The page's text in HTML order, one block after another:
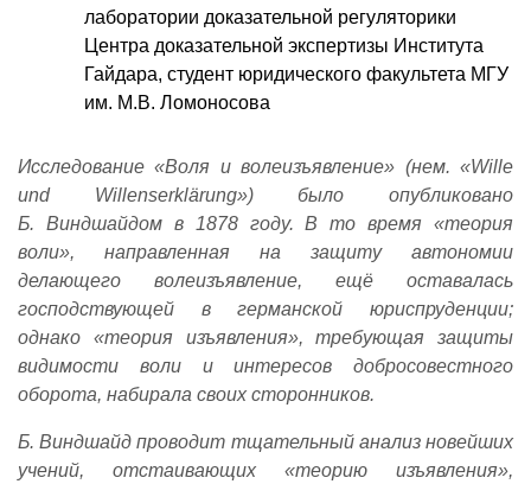
лаборатории доказательной регуляторики
Центра доказательной экспертизы Института
Гайдара, студент юридического факультета МГУ
им. М.В. Ломоносова
Исследование «Воля и волеизъявление» (нем. «Wille
und
Willenserklärung») было опубликовано
Б.
Виндшайдом в 1878 году. В то время «теория
воли», направленная на защиту автономии
делающего волеизъявление, ещё оставалась
господствующей в германской юриспруденции;
однако «теория изъявления», требующая защиты
видимости воли и интересов добросовестного
оборота, набирала своих сторонников.
Б. Виндшайд проводит тщательный анализ новейших
учений, отстаивающих «теорию изъявления»,